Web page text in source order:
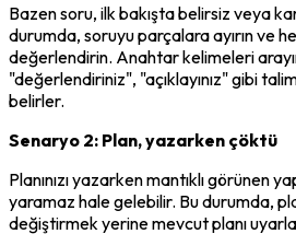
Bazen soru, ilk bakışta belirsiz veya
durumda, soruyu parçalara ayırın ve
değerlendirin. Anahtar kelimeleri
"değerlendiriniz", "açıklayınız" gibi
belirler.
Senaryo 2: Plan, yazarken çöktü
Planınızı yazarken mantıklı görünen
yaramaz hale gelebilir. Bu durumda,
değiştirmek yerine mevcut planı